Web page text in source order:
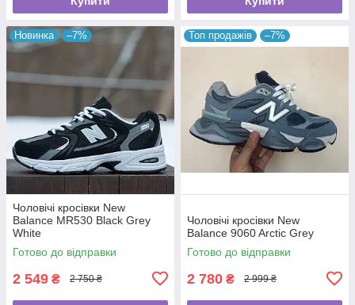
Новинка –7%
Чоловічі кросівки New
Balance MR530 Black Grey
White
Готово до відправки
2 549 ₴ 2 750 ₴
Топ продажів –7%
Чоловічі кросівки New
Balance 9060 Arctic Grey
Готово до відправки
2 780 ₴ 2 999 ₴